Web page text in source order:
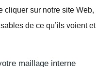
cliquer sur notre site Web,
de ce qu’ils voient et
maillage interne